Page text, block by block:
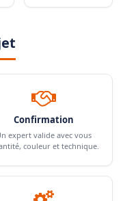
Confirmation
expert valide avec vous
couleur et technique.